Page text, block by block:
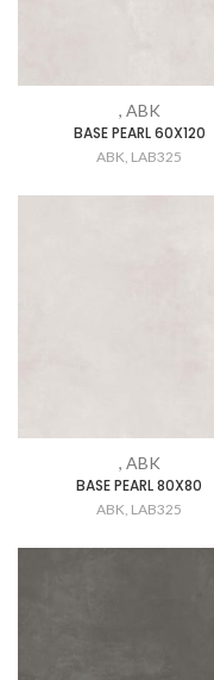
, ABK
BASE PEARL 60X120
ABK, LAB325
, ABK
BASE PEARL 80X80
ABK, LAB325